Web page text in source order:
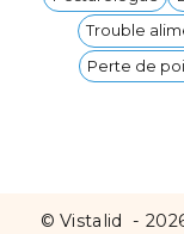
Trouble
Perte de
©Vistalid -